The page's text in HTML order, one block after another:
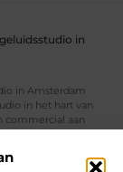
in
in Amsterdam
in het hart van
commercial aan